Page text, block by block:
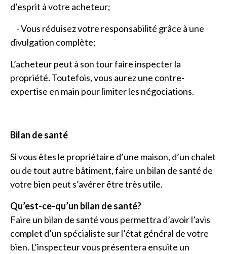
d’esprit à votre acheteur;
- Vous réduisez votre responsabilité grâce à une
divulgation complète;
L’acheteur peut à son tour faire inspecter la
propriété. Toutefois, vous aurez une contre-
expertise en main pour limiter les négociations.
Bilan de santé
Si vous êtes le propriétaire d’une maison, d’un chalet
ou de tout autre bâtiment, faire un bilan de santé de
votre bien peut s’avérer être très utile.
Qu’est-ce-qu’un bilan de santé?
Faire un bilan de santé vous permettra d’avoir l’avis
complet d’un spécialiste sur l’état général de votre
bien. L’inspecteur vous présentera ensuite un